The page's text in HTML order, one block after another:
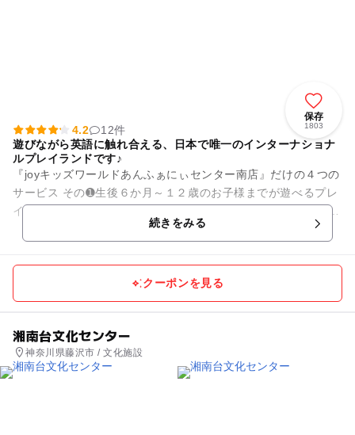
保存
1803
4.2
12件
遊びながら英語に触れ合える、日本で唯一のインターナショナ
ルプレイランドです♪
『joyキッズワールドあんふぁにぃセンター南店』だけの４つの
サービス その➊生後６か月～１２歳のお子様までが遊べるプレ
イランド ・施設内には、「サイバーホイール」「関東最大級の
続きをみる
クーポンを見る
湘南台文化センター
神奈川県藤沢市 / 文化施設